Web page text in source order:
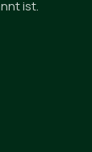
ist.